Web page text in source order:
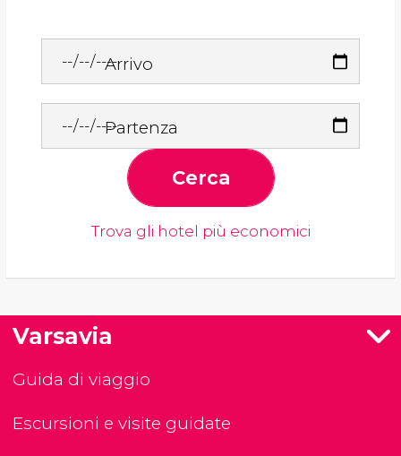
Arrivo
Partenza
Cerca
Trova gli hotel più economici
Varsavia
Guida di viaggio
Escursioni e visite guidate